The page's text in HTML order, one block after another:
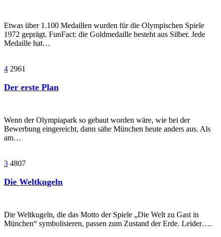
Etwas über 1.100 Medaillen wurden für die Olympischen Spiele
1972 geprägt. FunFact: die Goldmedaille besteht aus Silber. Jede
Medaille hat…
4 2961
Der erste Plan
Wenn der Olympiapark so gebaut worden wäre, wie bei der
Bewerbung eingereicht, dann sähe München heute anders aus. Als
am…
3 4807
Die Weltkugeln
Die Weltkugeln, die das Motto der Spiele „Die Welt zu Gast in
München“ symbolisieren, passen zum Zustand der Erde. Leider….